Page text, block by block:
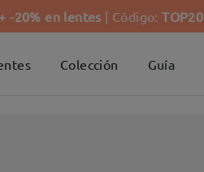
-20% en lentes | Código:TOP20
Colección Guía